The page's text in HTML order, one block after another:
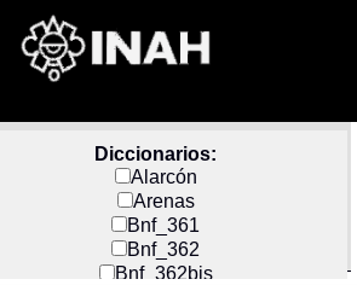
Diccionarios:
Alarcón
Arenas
Bnf_361
Bnf_362
Bnf_362bis